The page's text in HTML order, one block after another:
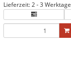
Lieferzeit: 2 - 3 Werktage